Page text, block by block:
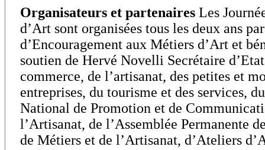
Organisateurs et partenaires Les
d’Art sont organisées tous les deux ans
d’Encouragement aux Métiers d’Art et
soutien de Hervé Novelli Secrétaire
commerce, de l’artisanat, des petites et
entreprises, du tourisme et des services,
National de Promotion et de
l’Artisanat, de l’Assemblée Permanente
de Métiers et de l’Artisanat, d’Ateliers